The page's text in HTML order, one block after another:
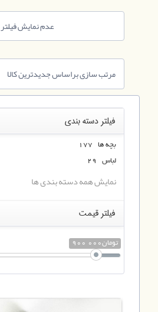
عدم نمایش فیلتر
فیلتر دسته بندی
بچه ها 177
لباس 29
نمایش همه دسته بندی ها
فیلتر قیمت
900 000تومان